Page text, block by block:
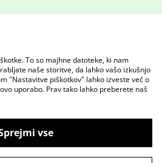
Pravni pogoji
Pravilnik o piškotkih
To so majhne datoteke, ki nam
naše storitve, da lahko vašo izkušnjo
"Nastavitve piškotkov" lahko izveste več o
uporabo. Prav tako lahko preberete naš
vse